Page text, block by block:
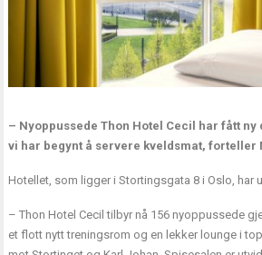
– Nyoppussede Thon Hotel Cecil har fått ny
vi har begynt å servere kveldsmat, forteller
Hotellet, som ligger i Stortingsgata 8 i Oslo, har
– Thon Hotel Cecil tilbyr nå 156 nyoppussede
et flott nytt treningsrom og en lekker lounge i